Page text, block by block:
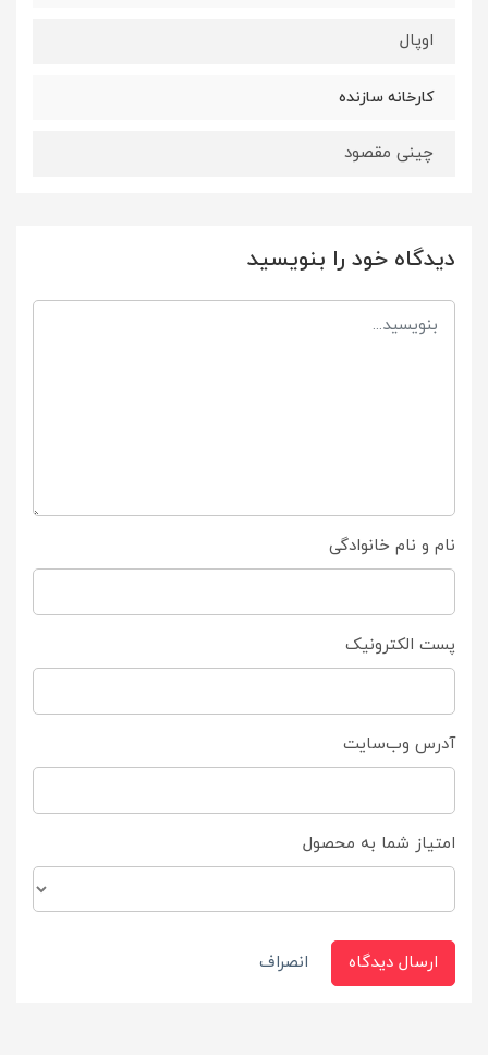
اوپال
کارخانه سازنده
چینی مقصود
دیدگاه خود را بنویسید
نام و نام خانوادگی
پست الکترونیک
آدرس وب‌سایت
امتیاز شما به محصول
ارسال دیدگاه انصراف